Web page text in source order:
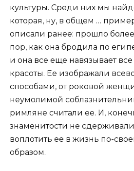
культуры. Среди них мы
которая, ну, в общем …
описали ранее: прошло более
пор, как она бродила по
и она все еще навязывает
красоты. Ее изображали
способами, от роковой
неумолимой
римляне считали ее. И,
знаменитости не сдерживали
воплотить ее в жизнь по-
образом.